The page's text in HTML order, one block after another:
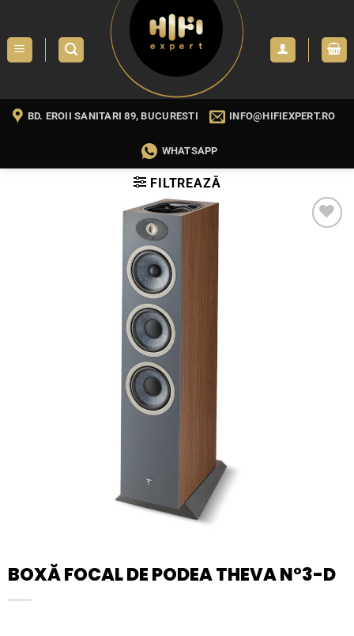
content
BD. EROII SANITARI 89, BUCURESTI INFO@HIFIEXPERT.RO
WHATSAPP
FILTREAZĂ
BOXĂ FOCAL DE PODEA THEVA N°3-D